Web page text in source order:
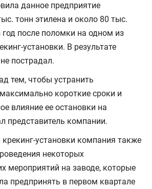
данное предприятие
тонн этилена и около 80 тыс.
год после поломки на одном из
установки. В результате
пострадал.
тем, чтобы устранить
короткие сроки и
влияние ее остановки на
представитель компании.
установки компания также
некоторых
мероприятий на заводе, которые
предпринять в первом квартале